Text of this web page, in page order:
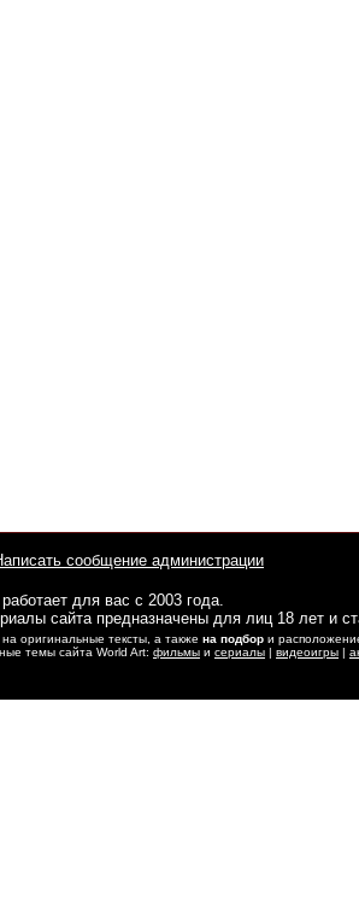
сообщение администрации
для вас с 2003 года.
сайта предназначены для лиц 18 лет и
оригинальные тексты, а также на подбор и
темы сайта World Art: фильмы и сериалы | видеоигры |